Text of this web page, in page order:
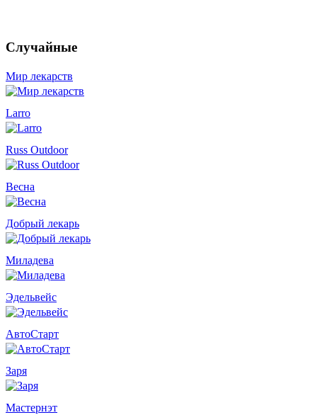
Случайные
Мир лекарств
Larro
Russ Outdoor
Весна
Добрый лекарь
Миладева
Эдельвейс
АвтоСтарт
Заря
Мастернэт